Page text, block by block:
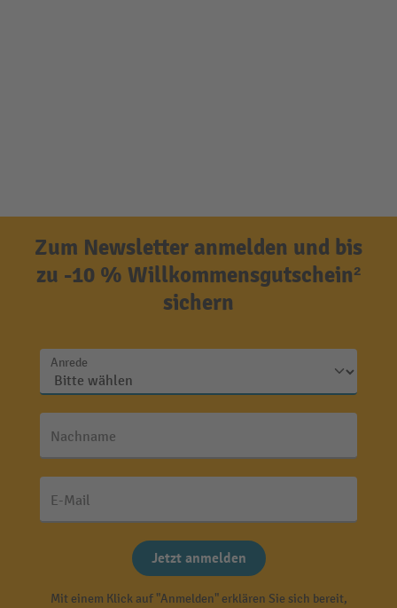
Zum Newsletter anmelden und bis
zu -10 % Willkommensgutschein²
sichern
Anrede
Nachname
E-Mail
Jetzt anmelden
Mit einem Klick auf "Anmelden" erklären Sie sich bereit,